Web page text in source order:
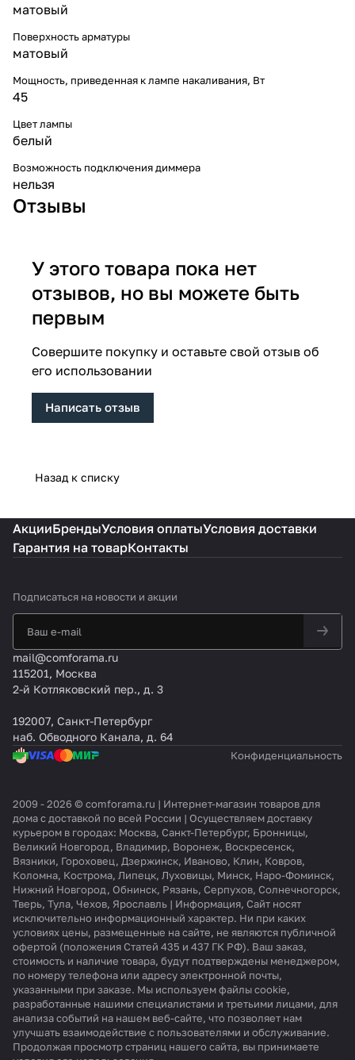
матовый
Поверхность арматуры
матовый
Мощность, приведенная к лампе накаливания, Вт
45
Цвет лампы
белый
Возможность подключения диммера
нельзя
Отзывы
У этого товара пока нет
отзывов, но вы можете быть
первым
Совершите покупку и оставьте свой отзыв об
его использовании
Написать отзыв
Назад к списку
АкцииБрендыУсловия оплатыУсловия доставки
Гарантия на товарКонтакты
Подписаться на новости и акции
mail@comforama.ru
115201, Москва
2-й Котляковский пер., д. 3
192007, Санкт-Петербург
наб. Обводного Канала, д. 64
Конфиденциальность
2009 - 2026 © comforama.ru | Интернет-магазин товаров для
дома с доставкой по всей России | Осуществляем доставку
курьером в городах: Москва, Санкт-Петербург, Бронницы,
Великий Новгород, Владимир, Воронеж, Воскресенск,
Вязники, Гороховец, Дзержинск, Иваново, Клин, Ковров,
Коломна, Кострома, Липецк, Луховицы, Минск, Наро-Фоминск,
Нижний Новгород, Обнинск, Рязань, Серпухов, Солнечногорск,
Тверь, Тула, Чехов, Ярославль | Информация, Сайт носят
исключительно информационный характер. Ни при каких
условиях цены, размещенные на сайте, не являются публичной
офертой (положения Статей 435 и 437 ГК РФ). Ваш заказ,
стоимость и наличие товара, будут подтверждены менеджером,
по номеру телефона или адресу электронной почты,
указанными при заказе. Мы используем файлы cookie,
разработанные нашими специалистами и третьими лицами, для
анализа событий на нашем веб-сайте, что позволяет нам
улучшать взаимодействие с пользователями и обслуживание.
Продолжая просмотр страниц нашего сайта, вы принимаете